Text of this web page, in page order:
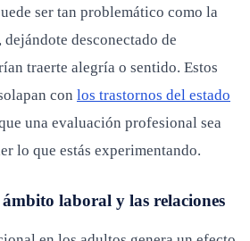
ser tan problemático como la
desconectado de
traerte alegría o sentido. Estos
con los trastornos del estado
una evaluación profesional sea
lo que estás experimentando.
ámbito laboral y las relaciones